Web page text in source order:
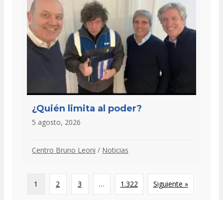
¿Quién limita al poder?
5 agosto, 2026
Centro Bruno Leoni / Noticias
1 2 3 … 1.322 Siguiente »